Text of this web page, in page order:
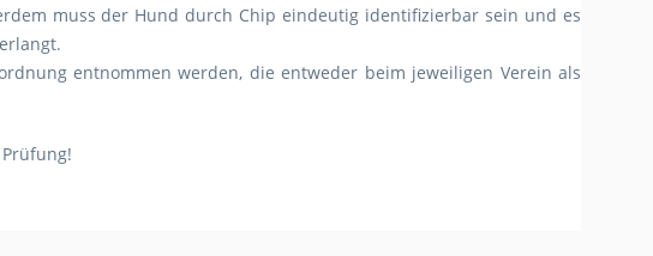
muss der Hund durch Chip eindeutig identifizierbar sein und es
entnommen werden, die entweder beim jeweiligen Verein als